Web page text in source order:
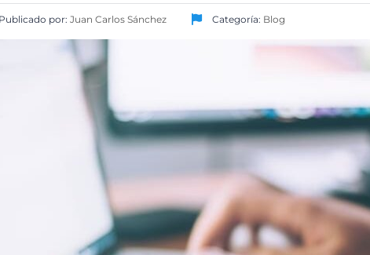
Publicado por: Juan Carlos Sánchez Categoría: Blog